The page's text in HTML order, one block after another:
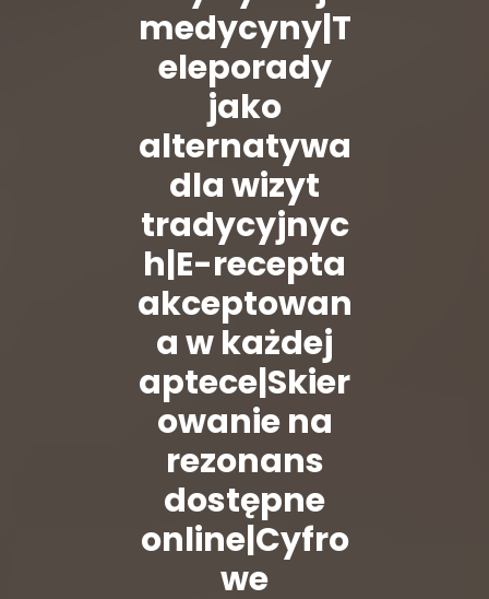
medycyny|T
eleporady
jako
alternatywa
dla wizyt
tradycyjnyc
h|E-recepta
akceptowan
a w każdej
aptece|Skier
owanie na
rezonans
dostępne
online|Cyfro
we